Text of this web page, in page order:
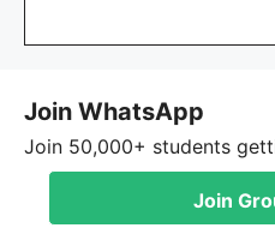
Join WhatsApp
Join 50,000+ students
Join